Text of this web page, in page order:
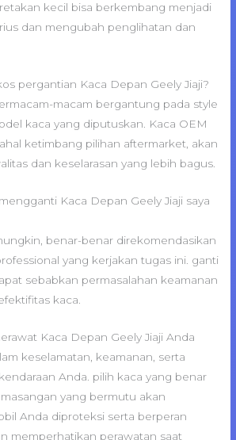
kecil bisa berkembang menjadi
dan mengubah penglihatan dan
pergantian Kaca Depan Geely Jiaji?
macam bergantung pada style
kaca yang diputuskan. Kaca OEM
ketimbang pilihan aftermarket, akan
dan keselarasan yang lebih bagus.
Kaca Depan Geely Jiaji saya
benar-benar direkomendasikan
yang kerjakan tugas ini. ganti
sebabkan permasalahan keamanan
kaca.
Kaca Depan Geely Jiaji Anda
keselamatan, keamanan, serta
Anda. pilih kaca yang benar
yang bermutu akan
Anda diproteksi serta berperan
memperhatikan perawatan saat